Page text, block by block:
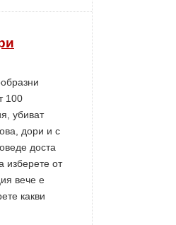
100
убиват
дори и с
доста
изберете от
вече е
какви